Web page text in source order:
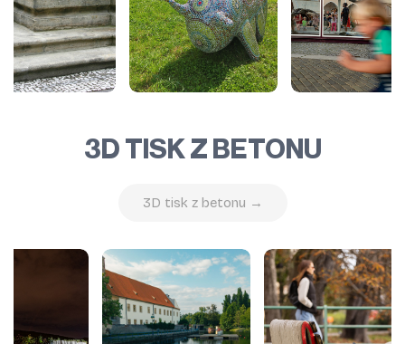
3D TISK Z BETONU
3D tisk z betonu →